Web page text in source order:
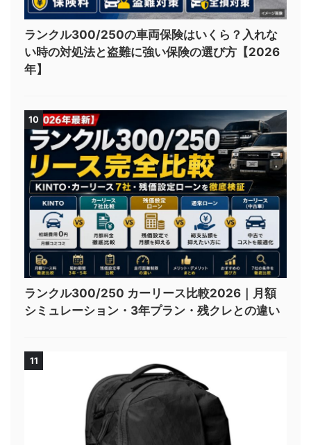
ランクル300/250の車両保険はいくら？入れな
い時の対処法と盗難に強い保険の選び方【2026
年】
10
ランクル300/250 カーリース比較2026｜月額
シミュレーション・3年プラン・残クレとの違い
11